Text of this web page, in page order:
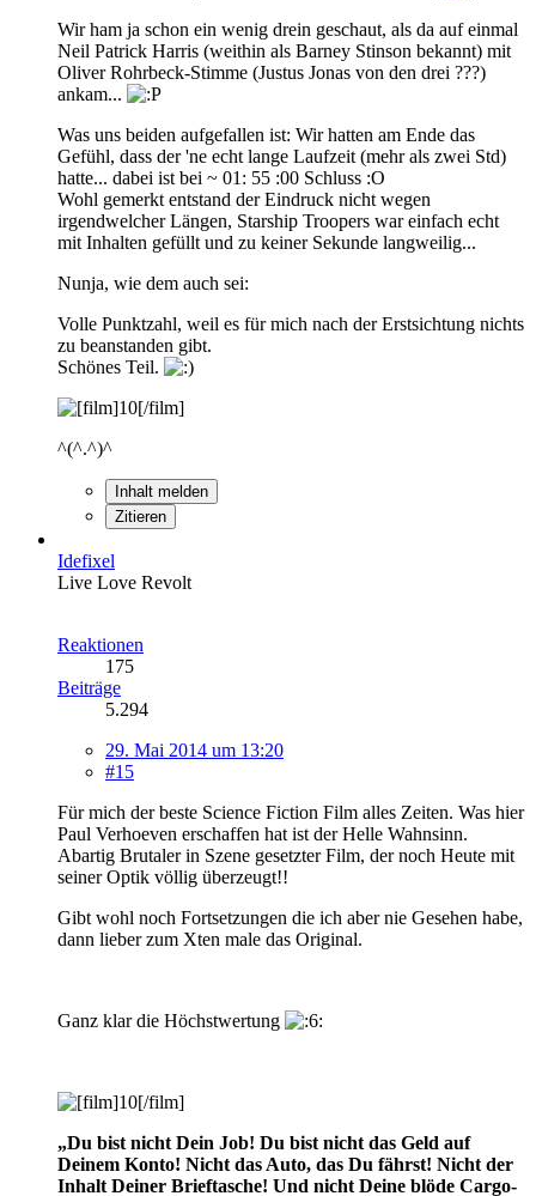
Wir ham ja schon ein wenig drein geschaut, als da auf einmal
Neil Patrick Harris (weithin als Barney Stinson bekannt) mit
Oliver Rohrbeck-Stimme (Justus Jonas von den drei ???)
ankam...
Was uns beiden aufgefallen ist: Wir hatten am Ende das
Gefühl, dass der 'ne echt lange Laufzeit (mehr als zwei Std)
hatte... dabei ist bei ~ 01: 55 :00 Schluss :O
Wohl gemerkt entstand der Eindruck nicht wegen
irgendwelcher Längen, Starship Troopers war einfach echt
mit Inhalten gefüllt und zu keiner Sekunde langweilig...
Nunja, wie dem auch sei:
Volle Punktzahl, weil es für mich nach der Erstsichtung nichts
zu beanstanden gibt.
Schönes Teil.
^(^.^)^
Inhalt melden
Zitieren
Idefixel
Live Love Revolt
Reaktionen
175
Beiträge
5.294
29. Mai 2014 um 13:20
#15
Für mich der beste Science Fiction Film alles Zeiten. Was hier
Paul Verhoeven erschaffen hat ist der Helle Wahnsinn.
Abartig Brutaler in Szene gesetzter Film, der noch Heute mit
seiner Optik völlig überzeugt!!
Gibt wohl noch Fortsetzungen die ich aber nie Gesehen habe,
dann lieber zum Xten male das Original.
Ganz klar die Höchstwertung
„Du bist nicht Dein Job! Du bist nicht das Geld auf
Deinem Konto! Nicht das Auto, das Du fährst! Nicht der
Inhalt Deiner Brieftasche! Und nicht Deine blöde Cargo-